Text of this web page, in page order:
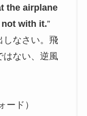
the airplane
with it.”
しなさい。飛
はない、逆風
ード）